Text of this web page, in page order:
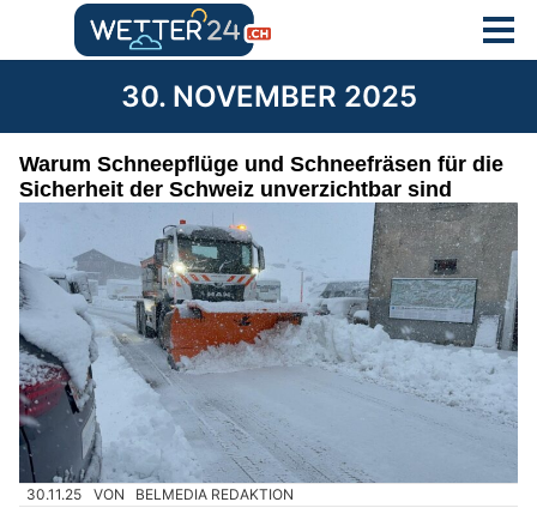
30. NOVEMBER 2025
Warum Schneepflüge und Schneefräsen für die
Sicherheit der Schweiz unverzichtbar sind
30.11.25 VON BELMEDIA REDAKTION